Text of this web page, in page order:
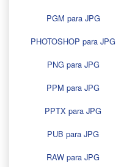
PGM para JPG
PHOTOSHOP para JPG
PNG para JPG
PPM para JPG
PPTX para JPG
PUB para JPG
RAW para JPG